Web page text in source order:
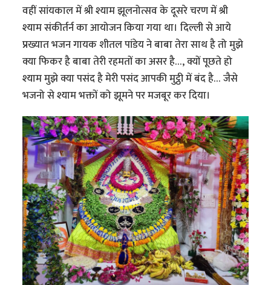
वहीं सांयकाल में श्री श्याम झूलनोत्सव के दूसरे चरण में श्री
श्याम संकीर्तर्न का आयोजन किया गया था। दिल्ली से आये
प्रख्यात भजन गायक शीतल पांडेय ने बाबा तेरा साथ है तो मुझे
क्या फिकर है बाबा तेरी रहमतों का असर है…, क्यों पूछते हो
श्याम मुझे क्या पसंद है मेरी पसंद आपकी मुट्ठी में बंद है… जैसे
भजनो से श्याम भक्तों को झूमने पर मजबूर कर दिया।